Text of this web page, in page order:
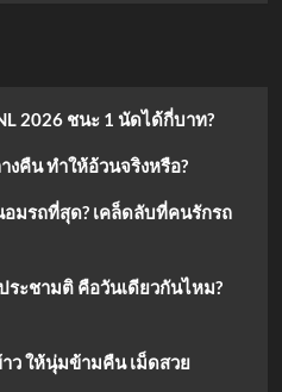
2026 ชนะ 1 นัดได้กี่บาท?
คืน ทำให้อ้วนจริงหรือ?
มรถที่สุด? เคล็ดลับที่คนรักรถ
ระชามติ คือวันเดียวกันไหม?
ว ให้นุ่มข้ามคืน เม็ดสวย